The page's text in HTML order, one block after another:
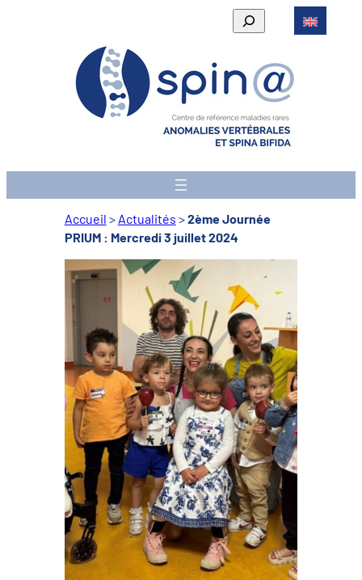
Rechercher
Accueil > Actualités >2ème Journée
PRIUM : Mercredi 3 juillet 2024